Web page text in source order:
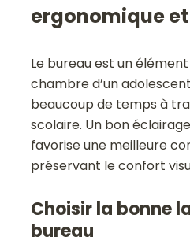
ergonomique
Le bureau est un
chambre d’un
beaucoup de temps à
scolaire. Un bon
favorise une meilleure
préservant le confort
Choisir la bonne
bureau